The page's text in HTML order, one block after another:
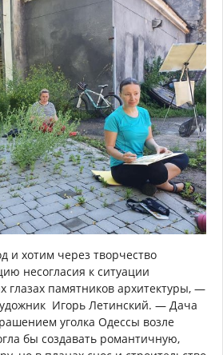
хотим через творчество
несогласия к ситуации
глазах памятников архитектуры, —
Игорь Летинский. — Дача
уголка Одессы возле
бы создавать романтичную,